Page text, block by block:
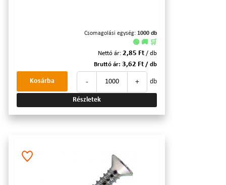
Csomagolási egység: 1000 db
🟢 🚚 🛒
Nettó ár: 2,85 Ft / db
Bruttó ár: 3,62 Ft / db
- + db
Kosárba
Részletek